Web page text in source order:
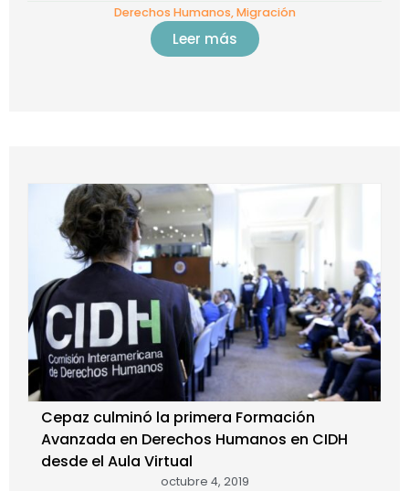
Derechos Humanos,Migración
Leer más
Cepaz culminó la primera Formación
Avanzada en Derechos Humanos en CIDH
desde el Aula Virtual
octubre 4, 2019